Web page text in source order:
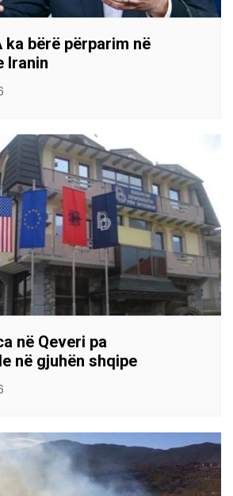
ka bërë përparim në
Iranin
në Qeveri pa
në gjuhën shqipe